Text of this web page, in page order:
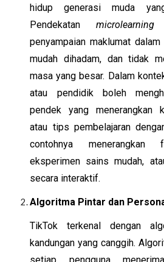
hidup generasi muda
Pendekatan microlearning
penyampaian maklumat
mudah dihadam, dan tidak
masa yang besar. Dalam
atau pendidik boleh
pendek yang menerangkan
atau tips pembelajaran
contohnya menerangkan
eksperimen sains mudah,
secara interaktif.
Algoritma Pintar dan
TikTok terkenal dengan
kandungan yang canggih.
setiap pengguna